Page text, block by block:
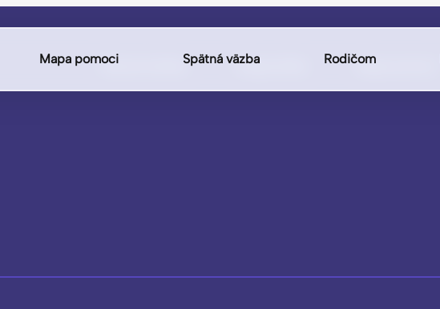
Mapa pomoci Spätná väzba Rodičom
Hlavná stránka Diagnostika Mapa pomoci